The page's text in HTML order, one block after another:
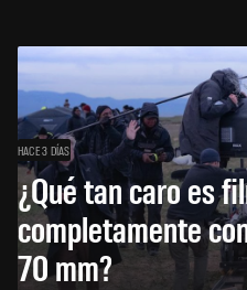
HACE 3 DÍAS
¿Qué tan caro es
completamente
70 mm?